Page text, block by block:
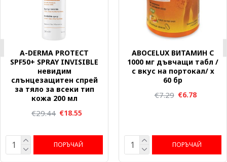
A-DERMA PROTECT
SPF50+ SPRAY INVISIBLE
невидим
слънцезащитен спрей
за тяло за всеки тип
кожа 200 мл
€18.55
€29.44
ПОРЪЧАЙ
ABOCELUX ВИТАМИН C
1000 мг дъвчащи табл /
с вкус на портокал/ х
60 бр
€6.78
€7.29
ПОРЪЧАЙ